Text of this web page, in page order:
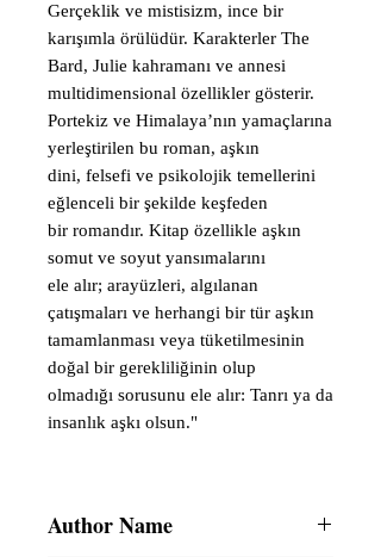
Gerçeklik ve mistisizm, ince bir
karışımla örülüdür. Karakterler The
Bard, Julie kahramanı ve annesi
multidimensional özellikler gösterir.
Portekiz ve Himalaya’nın yamaçlarına
yerleştirilen bu roman, aşkın
dini, felsefi ve psikolojik temellerini
eğlenceli bir şekilde keşfeden
bir romandır. Kitap özellikle aşkın
somut ve soyut yansımalarını
ele alır; arayüzleri, algılanan
çatışmaları ve herhangi bir tür aşkın
tamamlanması veya tüketilmesinin
doğal bir gerekliliğinin olup
olmadığı sorusunu ele alır: Tanrı ya da
insanlık aşkı olsun."
Author Name